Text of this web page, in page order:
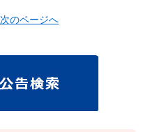
次のページへ